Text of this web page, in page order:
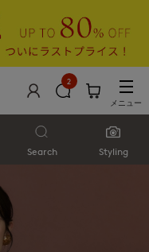
2
メニュー
Search Styling